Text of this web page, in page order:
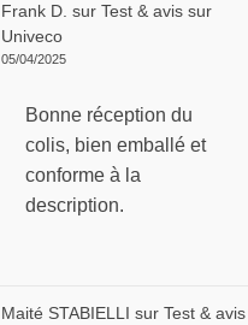
Frank D. sur Test & avis sur
Univeco
05/04/2025
Bonne réception du
colis, bien emballé et
conforme à la
description.
Maité STABIELLI sur Test & avis